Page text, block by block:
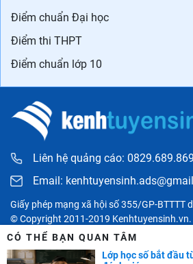
Điểm chuẩn Đại học
Điểm thi THPT
Điểm chuẩn lớp 10
Liên hệ quảng cáo: 0829.689.869
Email:
Giấy phép mạng xã hội số 355/GP-BTTTT
© Copyright 2011-2019 Kenhtuyensinh.vn.
tuyển sinh chỉ có tính chất tham khảo,
uy tín khác và bản quyền thuộc về các đối
quan người đọc có thể liên hệ trực tiếp đến
CÓ THỂ BẠN QUAN TÂM
Lớp học số bắt đầu